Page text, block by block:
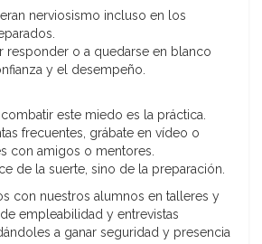
nerviosismo incluso en los
responder o a quedarse en blanco
y el desempeño.
este miedo es la práctica.
frecuentes, grábate en vídeo o
con amigos o mentores.
de la suerte, sino de la preparación.
con nuestros alumnos en talleres y
empleabilidad y entrevistas
a ganar seguridad y presencia